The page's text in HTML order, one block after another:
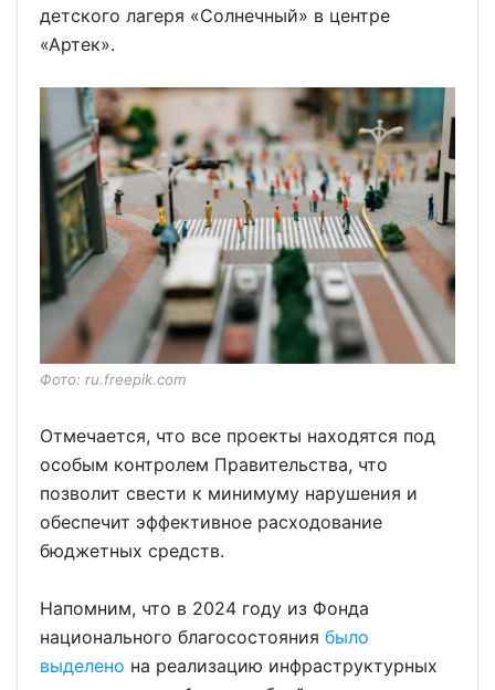
детского лагеря «Солнечный» в центре
«Артек».
Фото: ru.freepik.com
Отмечается, что все проекты находятся под
особым контролем Правительства, что
позволит свести к минимуму нарушения и
обеспечит эффективное расходование
бюджетных средств.
Напомним, что в 2024 году из Фонда
национального благосостояния было
выделено на реализацию инфраструктурных